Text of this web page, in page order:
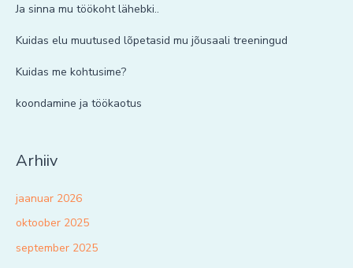
Ja sinna mu töökoht lähebki..
Kuidas elu muutused lõpetasid mu jõusaali treeningud
Kuidas me kohtusime?
koondamine ja töökaotus
Arhiiv
jaanuar 2026
oktoober 2025
september 2025